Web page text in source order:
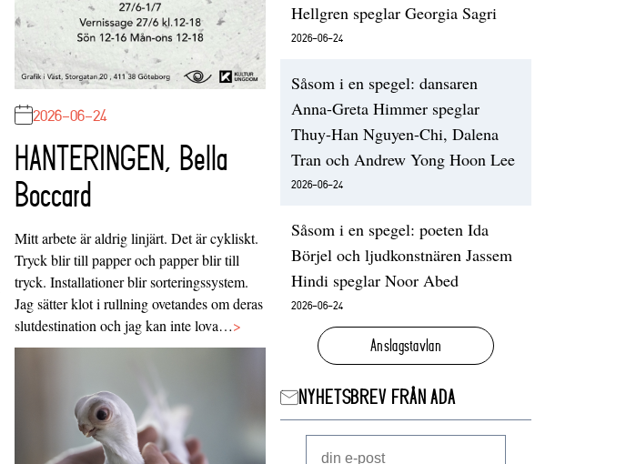
2026-06-24
HANTERINGEN, Bella
Boccard
Mitt arbete är aldrig linjärt. Det är cykliskt.
Tryck blir till papper och papper blir till
tryck. Installationer blir sorteringssystem.
Jag sätter klot i rullning ovetandes om deras
slutdestination och jag kan inte lova…>
Hellgren speglar Georgia Sagri
2026-06-24
Såsom i en spegel: dansaren
Anna-Greta Himmer speglar
Thuy-Han Nguyen-Chi, Dalena
Tran och Andrew Yong Hoon Lee
2026-06-24
Såsom i en spegel: poeten Ida
Börjel och ljudkonstnären Jassem
Hindi speglar Noor Abed
2026-06-24
Anslagstavlan
NYHETSBREV FRÅN ADA